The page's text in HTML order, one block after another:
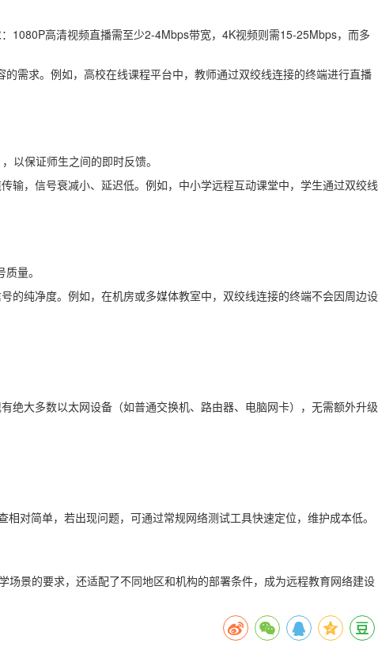
1080P高清视频直播需至少2-4Mbps带宽，4K视频则需15-25Mbps，而多
需求。例如，高校在线课程平台中，教师通过双绞线连接的终端进行直播
以保证师生之间的即时反馈。
输，信号衰减小、延迟低。例如，中小学远程互动课堂中，学生通过双绞线
量。
的纯净度。例如，在机房或多媒体教室中，双绞线连接的终端不会因周边设
绝大多数以太网设备（如普通交换机、路由器、电脑网卡），无需额外升级
对简单，若出现问题，可通过常规网络测试工具快速定位，维护成本低。
景的要求，还适配了不同地区和机构的部署条件，成为远程教育网络建设